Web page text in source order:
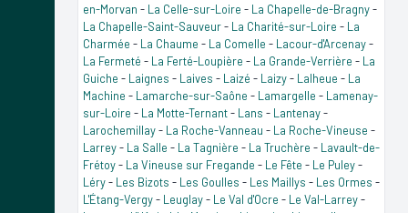
en-Morvan - La Celle-sur-Loire - La Chapelle-de-Bragny-
La Chapelle-Saint-Sauveur- La Charité-sur-Loire - La
Charmée - La Chaume - La Comelle - Lacour-d'Arcenay-
La Fermeté - La Ferté-Loupière - La Grande-Verrière - La
Guiche - Laignes - Laives - Laizé - Laizy- Lalheue - La
Machine - Lamarche-sur-Saône - Lamargelle - Lamenay-
sur-Loire - La Motte-Ternant- Lans - Lantenay-
Larochemillay- La Roche-Vanneau - La Roche-Vineuse -
Larrey- La Salle - La Tagnière - La Truchère - Lavault-de-
Frétoy- La Vineuse sur Fregande - Le Fête - Le Puley-
Léry- Les Bizots - Les Goulles - Les Maillys - Les Ormes -
L'Étang-Vergy- Leuglay- Le Val d'Ocre - Le Val-Larrey-